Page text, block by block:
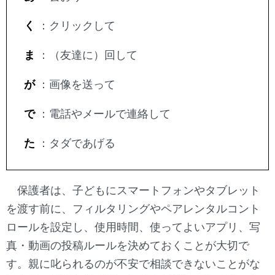
く ：クリックして
ま ：（友達に）回して
が：画像を送って
で：電話やメールで連絡して
た ：タダであげる
保護者は、子どもにスマートフォンやタブレット
を渡す前に、フィルタリングやペアレンタルコント
ロールを設定し、使用時間、使ってよいアプリ、写
真・動画の投稿ルールを決めておくことが大切で
す。親に叱られるのが不安で相談できないことがな